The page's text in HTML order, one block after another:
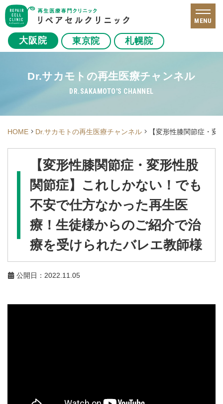
大阪院 東京院 札幌院
MENU
Dr.サカモトの再生医療チャンネル
DR.SAKAMOTO'S CHANNEL
HOME Dr.サカモトの再生医療チャンネル 【変形性膝関節症・
【変形性膝関節症・変形性股
関節症】これしかない！でも
不安で仕方なかった再生医
療！生徒様からのご紹介で治
療を受けられたバレエ教師様
公開日：2022.11.05